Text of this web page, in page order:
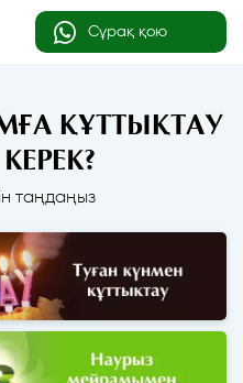
Сұрақ қою
ҚҰТТЫҚТАУ
таңдаңыз
қағаздары
қағаздары